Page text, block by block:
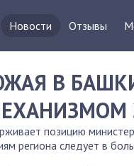
Новости Отзывы
В
позицию
региона следует в